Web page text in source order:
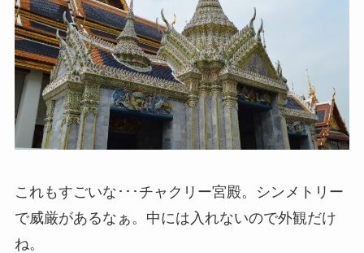
これもすごいな･･･チャクリー宮殿。シンメトリー
で威厳があるなぁ。中には入れないので外観だけ
ね。